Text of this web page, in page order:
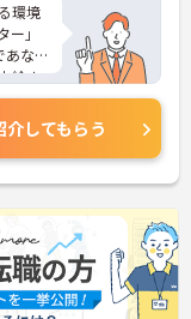
環境
」
あな
給さ
ク
。ス
に
毎月
んな
、
す。
いう
1日
タ提
介してもらう